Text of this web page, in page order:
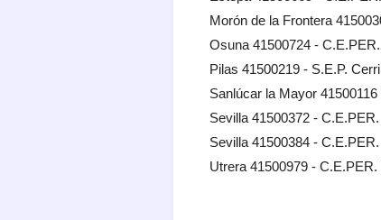
Morón de la Frontera
Osuna 41500724 -
Pilas 41500219 - S.E.P.
Sanlúcar la Mayor
Sevilla 41500372 -
Sevilla 41500384 -
Utrera 41500979 -